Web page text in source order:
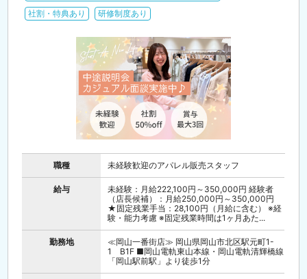
社割・特典あり
研修制度あり
職種 未経験歓迎のアパレル販売スタッフ
給与
未経験：月給222,100円～350,000円 経験者
（店長候補）：月給250,000円～350,000円
★固定残業手当：28,100円（月給に含む） ※経
験・能力考慮 ※固定残業時間は1ヶ月あた...
勤務地
≪岡山一番街店≫ 岡山県岡山市北区駅元町1-
1 B1F ■岡山電軌東山本線・岡山電軌清輝橋線
「岡山駅前駅」より徒歩1分